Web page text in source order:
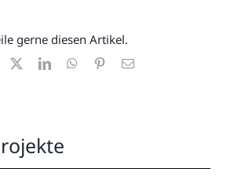
gerne diesen Artikel.
Facebook LinkedInWhatsApp
Pinterest
E-